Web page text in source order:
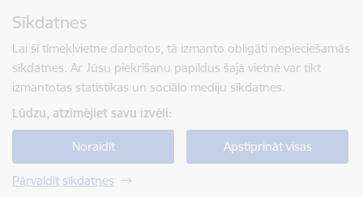
Sīkdatnes
Lai šī tīmekļvietne darbotos, tā izmanto obligāti nepieciešamās
sīkdatnes. Ar Jūsu piekrišanu papildus šajā vietnē var tikt
izmantotas statistikas un sociālo mediju sīkdatnes.
Lūdzu, atzīmējiet savu izvēli:
Noraidīt Apstiprināt visas
Pārvaldīt sīkdatnes